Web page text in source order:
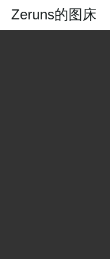
Zeruns的图床